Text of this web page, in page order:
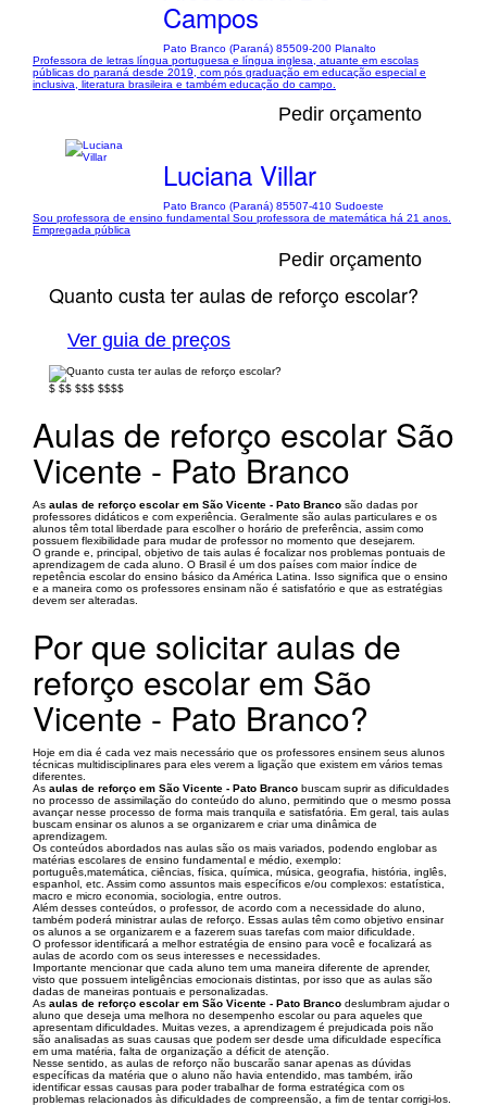
Campos
Pato Branco (Paraná) 85509-200 Planalto
Professora de letras língua portuguesa e língua inglesa, atuante em escolas
públicas do paraná desde 2019, com pós graduação em educação especial e
inclusiva, literatura brasileira e também educação do campo.
Pedir orçamento
Luciana Villar
Pato Branco (Paraná) 85507-410 Sudoeste
Sou professora de ensino fundamental Sou professora de matemática há 21 anos.
Empregada pública
Pedir orçamento
Quanto custa ter aulas de reforço escolar?
Ver guia de preços
$ $$ $$$ $$$$
Aulas de reforço escolar São
Vicente - Pato Branco
As aulas de reforço escolar em São Vicente - Pato Branco são dadas por
professores didáticos e com experiência. Geralmente são aulas particulares e os
alunos têm total liberdade para escolher o horário de preferência, assim como
possuem flexibilidade para mudar de professor no momento que desejarem.
O grande e, principal, objetivo de tais aulas é focalizar nos problemas pontuais de
aprendizagem de cada aluno. O Brasil é um dos países com maior índice de
repetência escolar do ensino básico da América Latina. Isso significa que o ensino
e a maneira como os professores ensinam não é satisfatório e que as estratégias
devem ser alteradas.
Por que solicitar aulas de
reforço escolar em São
Vicente - Pato Branco?
Hoje em dia é cada vez mais necessário que os professores ensinem seus alunos
técnicas multidisciplinares para eles verem a ligação que existem em vários temas
diferentes.
As aulas de reforço em São Vicente - Pato Branco buscam suprir as dificuldades
no processo de assimilação do conteúdo do aluno, permitindo que o mesmo possa
avançar nesse processo de forma mais tranquila e satisfatória. Em geral, tais aulas
buscam ensinar os alunos a se organizarem e criar uma dinâmica de
aprendizagem.
Os conteúdos abordados nas aulas são os mais variados, podendo englobar as
matérias escolares de ensino fundamental e médio, exemplo:
português,matemática, ciências, física, química, música, geografia, história, inglês,
espanhol, etc. Assim como assuntos mais específicos e/ou complexos: estatística,
macro e micro economia, sociologia, entre outros.
Além desses conteúdos, o professor, de acordo com a necessidade do aluno,
também poderá ministrar aulas de reforço. Essas aulas têm como objetivo ensinar
os alunos a se organizarem e a fazerem suas tarefas com maior dificuldade.
O professor identificará a melhor estratégia de ensino para você e focalizará as
aulas de acordo com os seus interesses e necessidades.
Importante mencionar que cada aluno tem uma maneira diferente de aprender,
visto que possuem inteligências emocionais distintas, por isso que as aulas são
dadas de maneiras pontuais e personalizadas.
As aulas de reforço escolar em São Vicente - Pato Branco deslumbram ajudar o
aluno que deseja uma melhora no desempenho escolar ou para aqueles que
apresentam dificuldades. Muitas vezes, a aprendizagem é prejudicada pois não
são analisadas as suas causas que podem ser desde uma dificuldade específica
em uma matéria, falta de organização a déficit de atenção.
Nesse sentido, as aulas de reforço não buscarão sanar apenas as dúvidas
específicas da matéria que o aluno não havia entendido, mas também, irão
identificar essas causas para poder trabalhar de forma estratégica com os
problemas relacionados às dificuldades de compreensão, a fim de tentar corrigi-los.